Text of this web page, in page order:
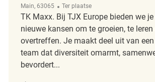
Main, 63065
Afgelegen
Ter plaatse
TK Maxx. Bij TJX Europe bieden we
nieuwe kansen om te groeien, te
overtreffen. Je maakt deel uit van
team dat diversiteit omarmt,
bevordert...